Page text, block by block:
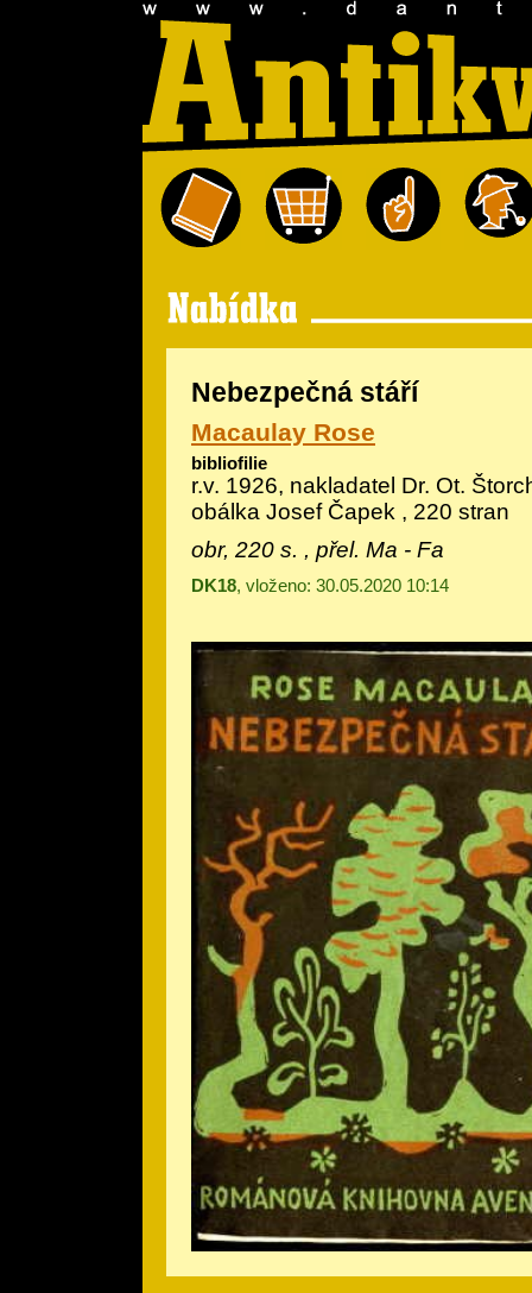
Nebezpečná stáří
Macaulay Rose
bibliofilie
r.v. 1926, nakladatel Dr. Ot.
obálka Josef Čapek , 220 stran
obr, 220 s. , přel. Ma - Fa
DK18, vloženo: 30.05.2020 10:14